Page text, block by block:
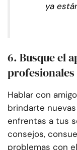
ya
6. Busque el
profesionales
Hablar con
brindarte
enfrentas a tus
consejos,
problemas con